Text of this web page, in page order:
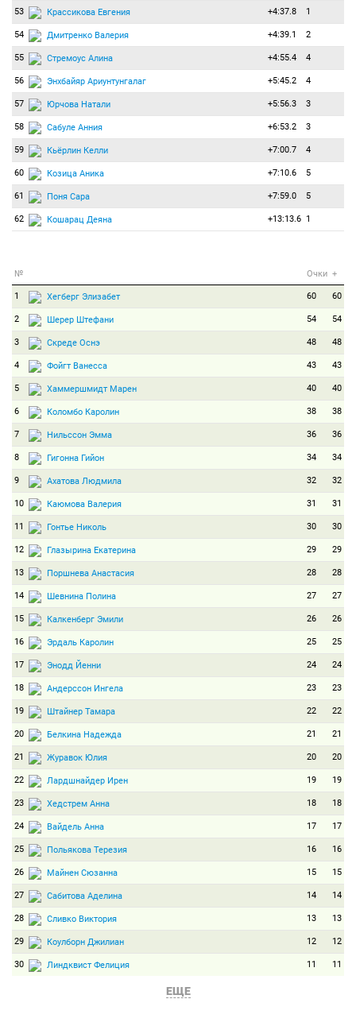
53 Крассикова Евгения +4:37.8 1
54 Дмитренко Валерия +4:39.1 2
55 Стремоус Алина +4:55.4 4
56 Энхбайяр Ариунтунгалаг +5:45.2 4
57 Юрчова Натали +5:56.3 3
58 Сабуле Анния +6:53.2 3
59 Кьёрлин Келли +7:00.7 4
60 Козица Аника +7:10.6 5
61 Поня Сара +7:59.0 5
62 Кошарац Деяна +13:13.6 1
№ Очки +
1 Хегберг Элизабет 60 60
2 Шерер Штефани 54 54
3 Скреде Оснэ 48 48
4 Фойгт Ванесса 43 43
5 Хаммершмидт Марен 40 40
6 Коломбо Каролин 38 38
7 Нильссон Эмма 36 36
8 Гигонна Гийон 34 34
9 Ахатова Людмила 32 32
10 Каюмова Валерия 31 31
11 Гонтье Николь 30 30
12 Глазырина Екатерина 29 29
13 Поршнева Анастасия 28 28
14 Шевнина Полина 27 27
15 Калкенберг Эмили 26 26
16 Эрдаль Каролин 25 25
17 Энодд Йенни 24 24
18 Андерссон Ингела 23 23
19 Штайнер Тамара 22 22
20 Белкина Надежда 21 21
21 Журавок Юлия 20 20
22 Лардшнайдер Ирен 19 19
23 Хедстрем Анна 18 18
24 Вайдель Анна 17 17
25 Польякова Терезия 16 16
26 Майнен Сюзанна 15 15
27 Сабитова Аделина 14 14
28 Сливко Виктория 13 13
29 Коулборн Джилиан 12 12
30 Линдквист Фелиция 11 11
ЕЩЕ